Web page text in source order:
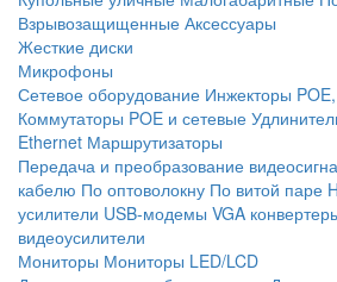
Взрывозащищенные Аксессуары
Жесткие диски
Микрофоны
Сетевое оборудование Инжекторы
Коммутаторы POE и сетевые
Ethernet Маршрутизаторы
Передача и преобразование
кабелю По оптоволокну По витой паре
усилители USB-модемы VGA
видеоусилители
Мониторы Мониторы LED/LCD